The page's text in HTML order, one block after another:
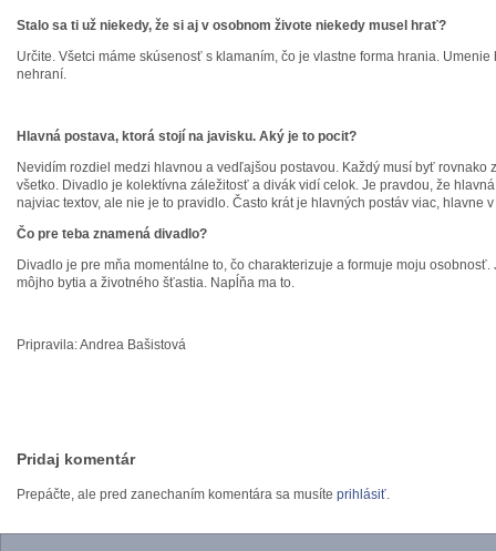
Stalo sa ti už niekedy, že si aj v osobnom živote niekedy musel hrať?
Určite. Všetci máme skúsenosť s klamaním, čo je vlastne forma hrania. Umenie
nehraní.
Hlavná postava, ktorá stojí na javisku. Aký je to pocit?
Nevidím rozdiel medzi hlavnou a vedľajšou postavou. Každý musí byť rovnako
všetko. Divadlo je kolektívna záležitosť a divák vidí celok. Je pravdou, že
najviac textov, ale nie je to pravidlo. Často krát je hlavných postáv viac, hlavne
Čo pre teba znamená divadlo?
Divadlo je pre mňa momentálne to, čo charakterizuje a formuje moju
môjho bytia a životného šťastia. Napĺňa ma to.
Pripravila: Andrea Bašistová
Pridaj komentár
Prepáčte, ale pred zanechaním komentára sa musíte prihlásiť.